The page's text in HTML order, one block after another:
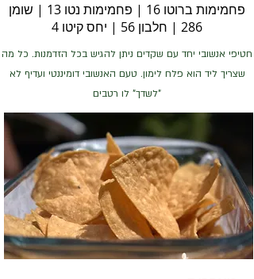
פחמימות ברוטו 16 | פחמימות נטו 13 | שומן
286 | חלבון 56 | יחס קיטו 4
חטיפי אנשובי יחד עם שקדים ניתן להגיש בכל הזדמנות. כל מה
שצריך ליד הוא פלח לימון. טעם האנשובי דומיננטי ועדיף לא
"לשדך" לו רטבים